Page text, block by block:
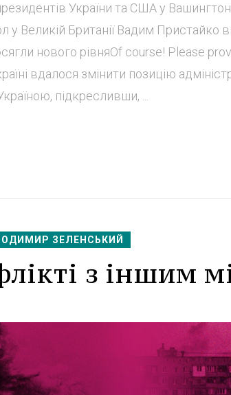
України та США у
у Великій Британії Вадим Пристайко
нового рівняOf course! Please
вдалося змінити позицію
підкресливши, ...
ЗЕЛЕНСЬКИЙ
з іншим